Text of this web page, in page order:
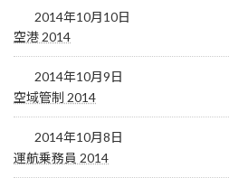
2014年10月10日
空港 2014
2014年10月9日
空域管制 2014
2014年10月8日
運航乗務員 2014